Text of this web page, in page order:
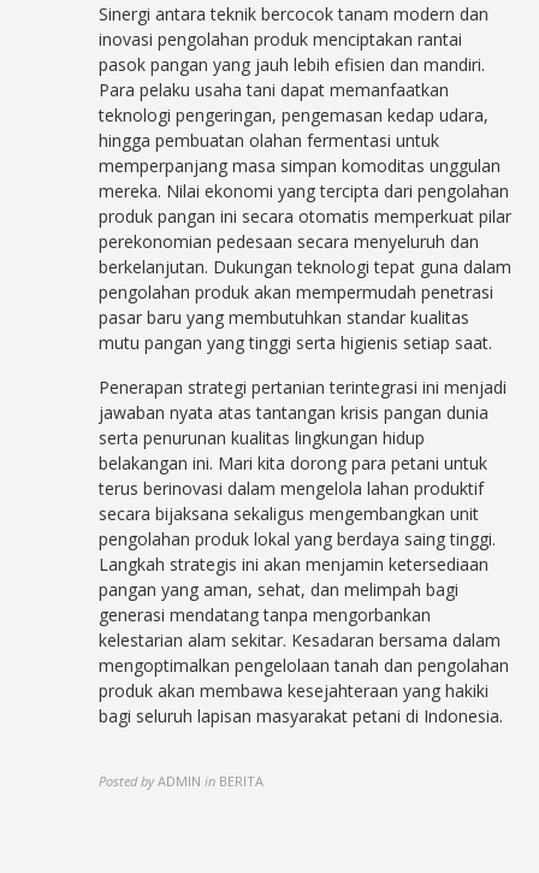
Sinergi antara teknik bercocok tanam modern dan
inovasi pengolahan produk menciptakan rantai
pasok pangan yang jauh lebih efisien dan mandiri.
Para pelaku usaha tani dapat memanfaatkan
teknologi pengeringan, pengemasan kedap udara,
hingga pembuatan olahan fermentasi untuk
memperpanjang masa simpan komoditas unggulan
mereka. Nilai ekonomi yang tercipta dari pengolahan
produk pangan ini secara otomatis memperkuat pilar
perekonomian pedesaan secara menyeluruh dan
berkelanjutan. Dukungan teknologi tepat guna dalam
pengolahan produk akan mempermudah penetrasi
pasar baru yang membutuhkan standar kualitas
mutu pangan yang tinggi serta higienis setiap saat.
Penerapan strategi pertanian terintegrasi ini menjadi
jawaban nyata atas tantangan krisis pangan dunia
serta penurunan kualitas lingkungan hidup
belakangan ini. Mari kita dorong para petani untuk
terus berinovasi dalam mengelola lahan produktif
secara bijaksana sekaligus mengembangkan unit
pengolahan produk lokal yang berdaya saing tinggi.
Langkah strategis ini akan menjamin ketersediaan
pangan yang aman, sehat, dan melimpah bagi
generasi mendatang tanpa mengorbankan
kelestarian alam sekitar. Kesadaran bersama dalam
mengoptimalkan pengelolaan tanah dan pengolahan
produk akan membawa kesejahteraan yang hakiki
bagi seluruh lapisan masyarakat petani di Indonesia.
Posted by ADMIN in BERITA